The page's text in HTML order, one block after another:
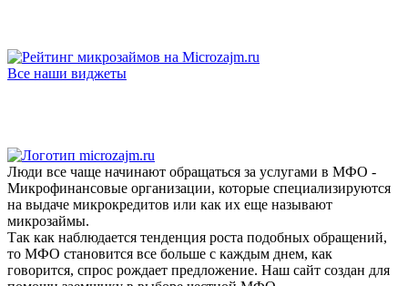
Все наши виджеты
Люди все чаще начинают обращаться за услугами в МФО -
Микрофинансовые организации, которые специализируются
на выдаче микрокредитов или как их еще называют
микрозаймы.
Так как наблюдается тенденция роста подобных обращений,
то МФО становится все больше с каждым днем, как
говорится, спрос рождает предложение. Наш сайт создан для